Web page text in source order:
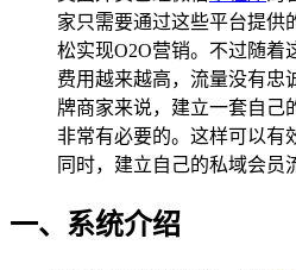
家只需要通过这些平台提供
松实现O2O营销。不过随着
费用越来越高，流量没有忠
牌商家来说，建立一套自己
非常有必要的。这样可以有
同时，建立自己的私域会员
一、系统介绍